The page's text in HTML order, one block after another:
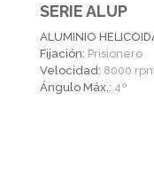
SERIE ALUP
ALUMINIO
Fijación: Prisionero
Velocidad: 8000
Ángulo Máx.: 4º